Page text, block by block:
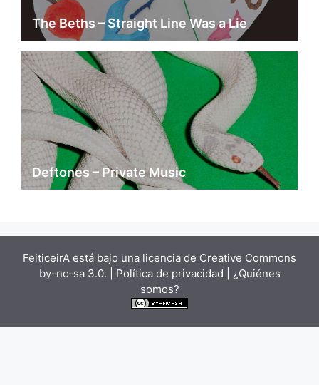
The Beths – Straight Line Was a Lie
Deftones – Private Music
FeiticeirA está bajo una licencia de Creative Commons
by-nc-sa 3.0. | Política de privacidad | ¿Quiénes
somos?